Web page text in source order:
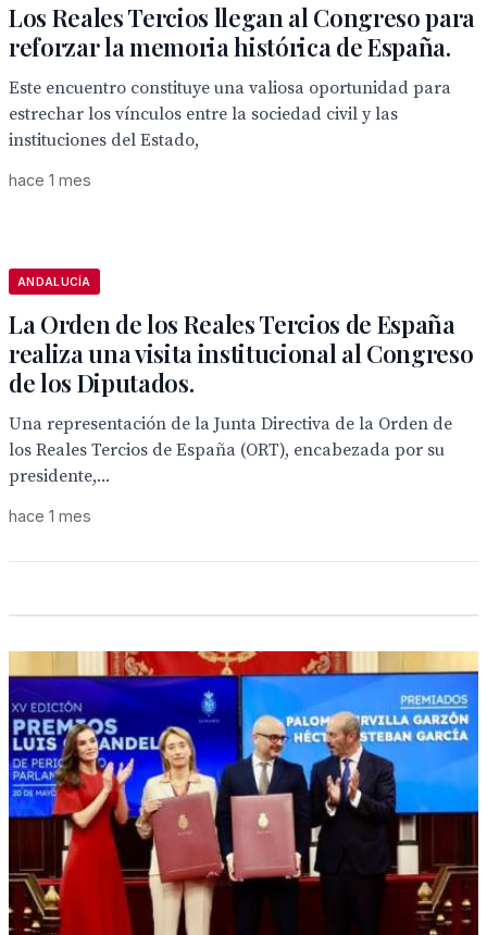
Los Reales Tercios llegan al Congreso para
reforzar la memoria histórica de España.
Este encuentro constituye una valiosa oportunidad para
estrechar los vínculos entre la sociedad civil y las
instituciones del Estado,
hace 1 mes
ANDALUCÍA
La Orden de los Reales Tercios de España
realiza una visita institucional al Congreso
de los Diputados.
Una representación de la Junta Directiva de la Orden de
los Reales Tercios de España (ORT), encabezada por su
presidente,...
hace 1 mes